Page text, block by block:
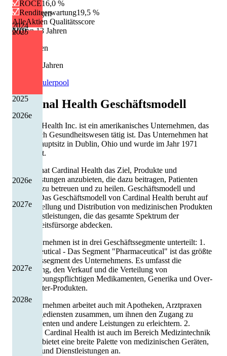
2025
2026e
2027e
2028e
2024
2025
2026e
2027e
ROCE16,0 %
Renditeerwartung19,5 %
AlleAktien Qualitätsscore
6/10
Erhöhungen
11 von 13 Jahren
Kürzungen
2 von 13 Jahren
Quelle: Eulerpool
Cardinal Health Geschäftsmodell
Cardinal Health Inc. ist ein amerikanisches Unternehmen, das
im Bereich Gesundheitswesen tätig ist. Das Unternehmen hat
seinen Hauptsitz in Dublin, Ohio und wurde im Jahr 1971
gegründet.
Seitdem hat Cardinal Health das Ziel, Produkte und
Dienstleistungen anzubieten, die dazu beitragen, Patienten
weltweit zu betreuen und zu heilen. Geschäftsmodell und
Sparten Das Geschäftsmodell von Cardinal Health beruht auf
der Herstellung und Distribution von medizinischen Produkten
und Dienstleistungen, die das gesamte Spektrum der
Gesundheitsfürsorge abdecken.
Das Unternehmen ist in drei Geschäftssegmente unterteilt: 1.
Pharmaceutical - Das Segment "Pharmaceutical" ist das größte
Geschäftssegment des Unternehmens. Es umfasst die
Herstellung, den Verkauf und die Verteilung von
verschreibungspflichtigen Medikamenten, Generika und Over-
the-Counter-Produkten.
Das Unternehmen arbeitet auch mit Apotheken, Arztpraxen
und Pflegediensten zusammen, um ihnen den Zugang zu
Medikamenten und andere Leistungen zu erleichtern. 2.
Medical - Cardinal Health ist auch im Bereich Medizintechnik
tätig und bietet eine breite Palette von medizinischen Geräten,
Zubehör und Dienstleistungen an.